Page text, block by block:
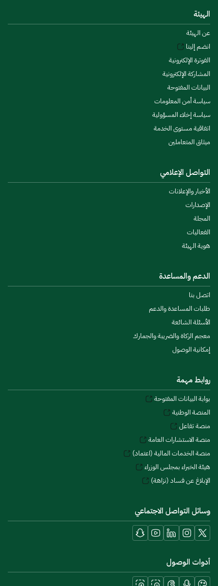
الهيئة
عن الهيئة
انضم إلينا
الفوترة الإلكترونية
المشاركة الإلكترونية
البيانات المفتوحة
سياسة أمن المعلومات
سياسة إخلاء المسؤولية
اتفاقية مستوى الخدمة
ميثاق المتعاملين
التواصل الإعلامي
الأخبار والإعلانات
الإصدارات
المجلة
الفعاليات
هوية الهيئة
الدعم والمساعدة
اتصل بنا
طلبات المساعدة والدعم
الأسئلة الشائعة
معجم الزكاة والضريبة والجمارك
إمكانية الوصول
روابط مهمة
بوابة البيانات المفتوحة
المنصة الوطنية
منصة تفاعل
منصة الاستشارات العامة
منصة الخدمات المالية (اعتماد)
هيئة الخبراء بمجلس الوزراء
الإبلاغ عن فساد (نزاهة)
وسائل التواصل الاجتماعي
أدوات الوصول